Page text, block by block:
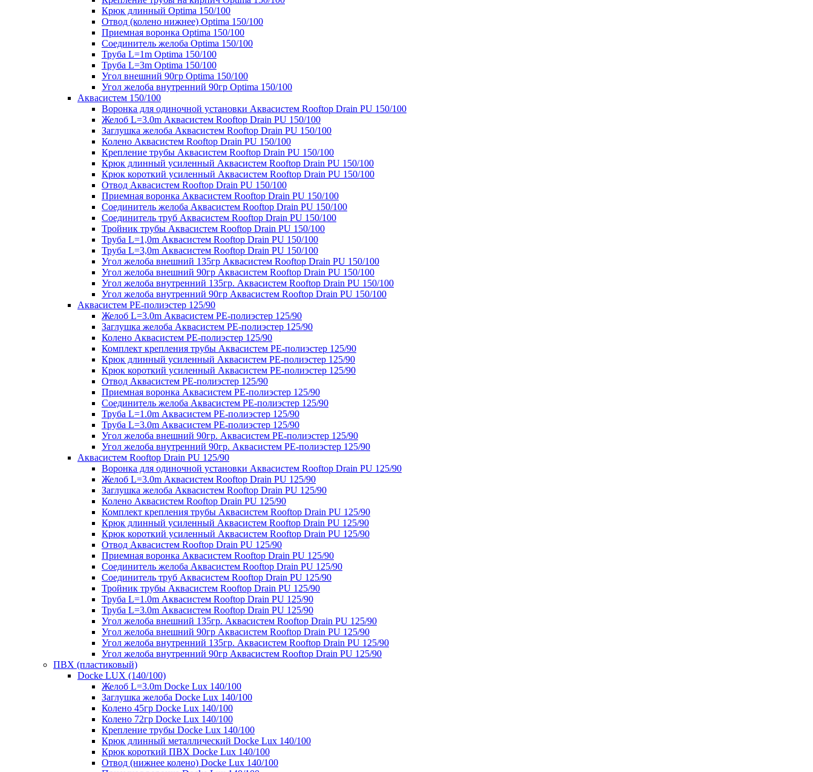
Крюк длинный Optima 150/100
Отвод (колено нижнее) Optima 150/100
Приемная воронка Optima 150/100
Соединитель желоба Optima 150/100
Труба L=1m Optima 150/100
Труба L=3m Optima 150/100
Угол внешний 90гр Optima 150/100
Угол желоба внутренний 90гр Optima 150/100
Аквасистем 150/100
Воронка для одиночной установки Аквасистем Rooftop Drain PU 150/100
Желоб L=3.0m Аквасистем Rooftop Drain PU 150/100
Заглушка желоба Аквасистем Rooftop Drain PU 150/100
Колено Аквасистем Rooftop Drain PU 150/100
Крепление трубы Аквасистем Rooftop Drain PU 150/100
Крюк длинный усиленный Аквасистем Rooftop Drain PU 150/100
Крюк короткий усиленный Аквасистем Rooftop Drain PU 150/100
Отвод Аквасистем Rooftop Drain PU 150/100
Приемная воронка Аквасистем Rooftop Drain PU 150/100
Соединитель желоба Аквасистем Rooftop Drain PU 150/100
Соединитель труб Аквасистем Rooftop Drain PU 150/100
Тройник трубы Аквасистем Rooftop Drain PU 150/100
Труба L=1,0m Аквасистем Rooftop Drain PU 150/100
Труба L=3,0m Аквасистем Rooftop Drain PU 150/100
Угол желоба внешний 135гр Аквасистем Rooftop Drain PU 150/100
Угол желоба внешний 90гр Аквасистем Rooftop Drain PU 150/100
Угол желоба внутренний 135гр. Аквасистем Rooftop Drain PU 150/100
Угол желоба внутренний 90гр Аквасистем Rooftop Drain PU 150/100
Аквасистем PE-полиэстер 125/90
Желоб L=3.0m Аквасистем PE-полиэстер 125/90
Заглушка желоба Аквасистем PE-полиэстер 125/90
Колено Аквасистем PE-полиэстер 125/90
Комплект крепления трубы Аквасистем PE-полиэстер 125/90
Крюк длинный усиленный Аквасистем PE-полиэстер 125/90
Крюк короткий усиленный Аквасистем PE-полиэстер 125/90
Отвод Аквасистем РЕ-полиэстер 125/90
Приемная воронка Аквасистем PE-полиэстер 125/90
Соединитель желоба Аквасистем PE-полиэстер 125/90
Труба L=1.0m Аквасистем PE-полиэстер 125/90
Труба L=3.0m Аквасистем PE-полиэстер 125/90
Угол желоба внешний 90гр. Аквасистем PE-полиэстер 125/90
Угол желоба внутренний 90гр. Аквасистем PE-полиэстер 125/90
Аквасистем Rooftop Drain PU 125/90
Воронка для одиночной установки Аквасистем Rooftop Drain PU 125/90
Желоб L=3.0m Аквасистем Rooftop Drain PU 125/90
Заглушка желоба Аквасистем Rooftop Drain PU 125/90
Колено Аквасистем Rooftop Drain PU 125/90
Комплект крепления трубы Аквасистем Rooftop Drain PU 125/90
Крюк длинный усиленный Аквасистем Rooftop Drain PU 125/90
Крюк короткий усиленный Аквасистем Rooftop Drain PU 125/90
Отвод Аквасистем Rooftop Drain PU 125/90
Приемная воронка Аквасистем Rooftop Drain PU 125/90
Соединитель желоба Аквасистем Rooftop Drain PU 125/90
Соединитель труб Аквасистем Rooftop Drain PU 125/90
Тройник трубы Аквасистем Rooftop Drain PU 125/90
Труба L=1.0m Аквасистем Rooftop Drain PU 125/90
Труба L=3.0m Аквасистем Rooftop Drain PU 125/90
Угол желоба внешний 135гр. Аквасистем Rooftop Drain PU 125/90
Угол желоба внешний 90гр Аквасистем Rooftop Drain PU 125/90
Угол желоба внутренний 135гр. Аквасистем Rooftop Drain PU 125/90
Угол желоба внутренний 90гр Аквасистем Rooftop Drain PU 125/90
ПВХ (пластиковый)
Docke LUX (140/100)
Желоб L=3.0m Docke Lux 140/100
Заглушка желоба Docke Lux 140/100
Колено 45гр Docke Lux 140/100
Колено 72гр Docke Lux 140/100
Крепление трубы Docke Lux 140/100
Крюк длинный металлический Docke Lux 140/100
Крюк короткий ПВХ Docke Lux 140/100
Отвод (нижнее колено) Docke Lux 140/100